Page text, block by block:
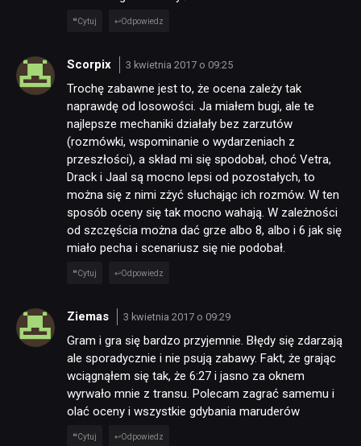
Cytuj Odpowiedz
Scorpix 3 kwietnia 2017 o 09:25
Trochę zabawne jest to, że ocena zależy tak
naprawdę od losowości. Ja miałem bugi, ale te
najlepsze mechaniki działały bez zarzutów
(rozmówki, wspominanie o wydarzeniach z
przeszłości), a skład mi się spodobał, choć Vetra,
Drack i Jaal są mocno lepsi od pozostałych, to
można się z nimi zżyć słuchając ich rozmów. W ten
sposób oceny się tak mocno wahają. W zależności
od szczęścia można dać grze albo 8, albo i 6 jak się
miało pecha i scenariusz się nie podobał.
Cytuj Odpowiedz
Ziemas 3 kwietnia 2017 o 09:29
Gram i gra się bardzo przyjemnie. Błędy się zdarzają
ale sporadycznie i nie psują zabawy. Fakt, że grając
wciągnąłem się tak, że 6:27 i jasno za oknem
wyrwało mnie z transu. Polecam zagrać samemu i
olać oceny i wszystkie gdybania maruderów
Cytuj Odpowiedz